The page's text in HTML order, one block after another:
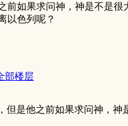
前如果求问神，神是不是
以色列呢？
部楼层
但是他之前如果求问神，